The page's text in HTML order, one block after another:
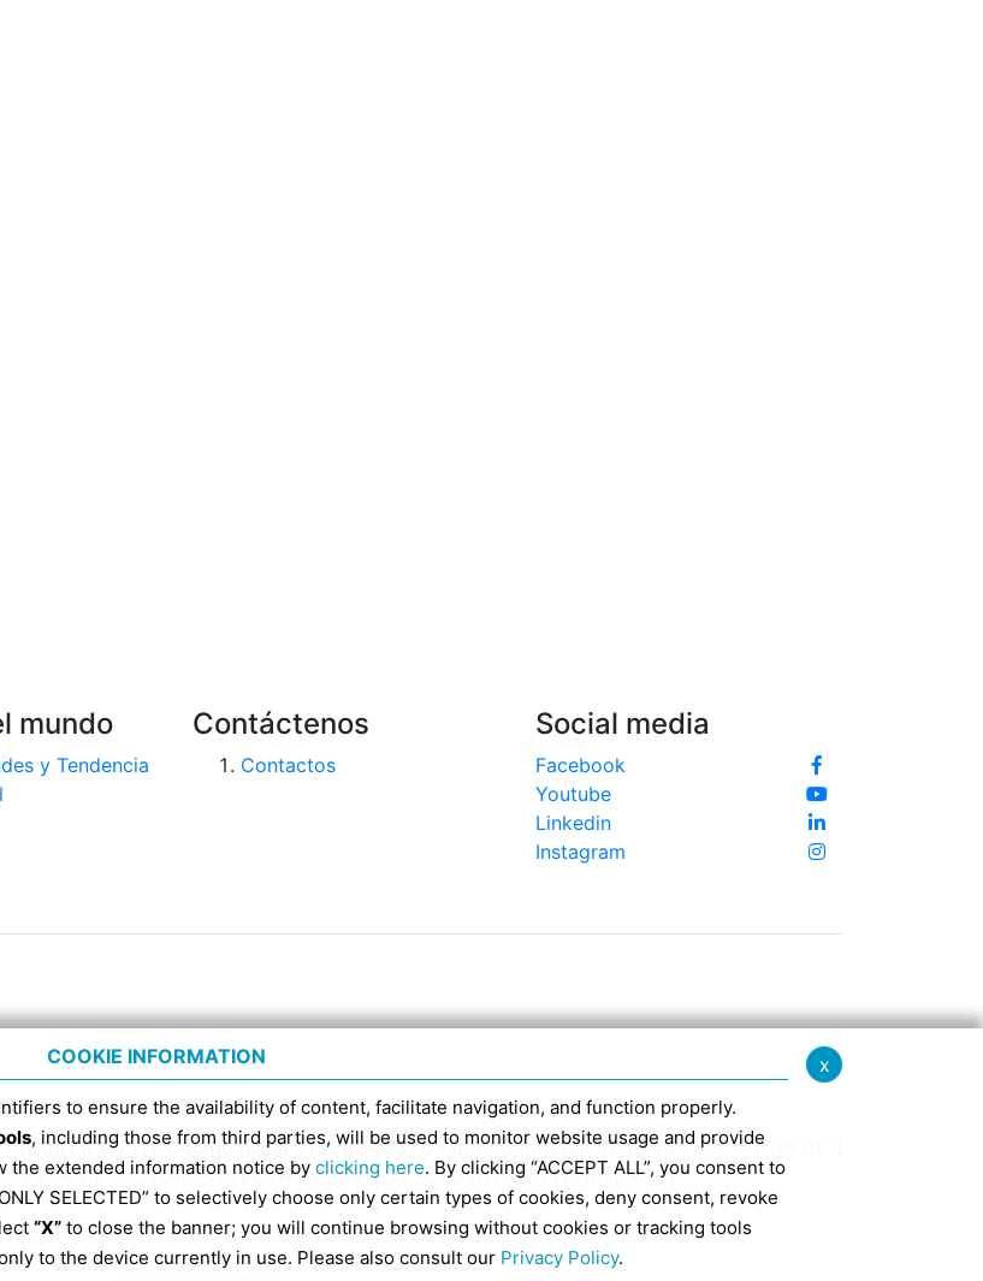
mundo
y Tendencia
Contáctenos
Contactos
Social media
Facebook
Youtube
Linkedin
Instagram
051 6317111, Código fiscal 91398840370 -info@confindustriaemilia.it A PARTIR DE 1
DE FACTURAS ELECTRÓNICAS ES EXCLUSIVAMENTE: M5UXCR1
según la Ley 124/2017 art. 1 párrafos 125 y 127
x
COOKIE INFORMATION
to ensure the availability of content, facilitate navigation, and function properly.
, including those from third parties, will be used to monitor website usage and provide
the extended information notice by clicking here. By clicking “ACCEPT ALL”, you consent to
SELECTED” to selectively choose only certain types of cookies, deny consent, revoke
“X” to close the banner; you will continue browsing without cookies or tracking tools
to the device currently in use. Please also consult our Privacy Policy.